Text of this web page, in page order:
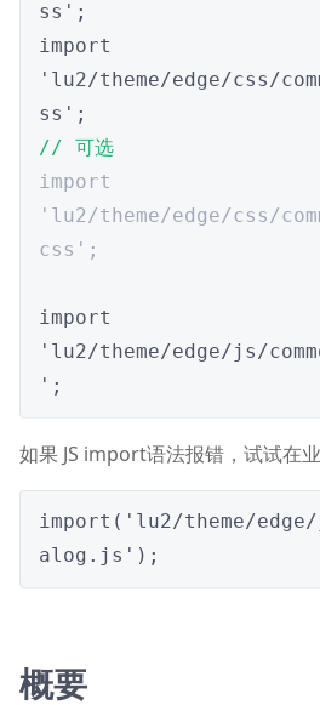
ss';
import
'lu2/theme/edge/css/
// 可选
import
'lu2/theme/edge/css/
css';
import
'lu2/theme/edge/js/
';
如果 JS import语法报错，试试在
import('lu2/theme/
alog.js');
概要